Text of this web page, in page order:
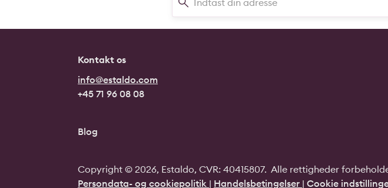
Kontakt os
info@estaldo.com
+45 71 96 08 08
Blog
Copyright © 2026, Estaldo, CVR: 40415807. Alle rettigheder
Persondata- og cookiepolitik | Handelsbetingelser | Cookie